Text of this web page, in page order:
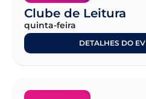
Clube de Leitura
quinta-feira
DETALHES DO